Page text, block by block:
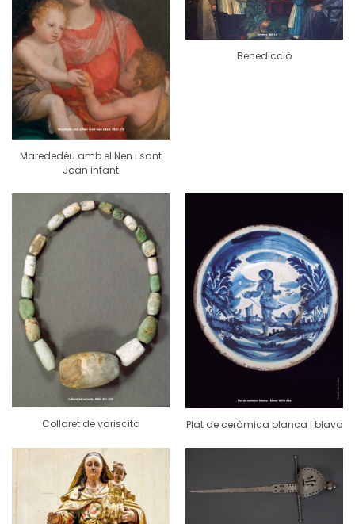
Marededéu amb el Nen i sant
Joan infant
Benedicció
Collaret de variscita Plat de ceràmica blanca i blava